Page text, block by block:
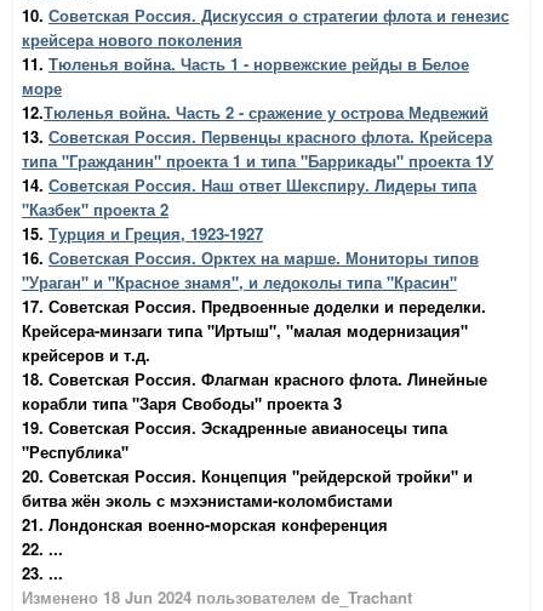
10. Советская Россия. Дискуссия о стратегии флота и генезис
крейсера нового поколения
11. Тюленья война. Часть 1 - норвежские рейды в Белое
море
12.Тюленья война. Часть 2 - сражение у острова Медвежий
13. Советская Россия. Первенцы красного флота. Крейсера
типа "Гражданин" проекта 1 и типа "Баррикады" проекта 1У
14. Советская Россия. Наш ответ Шекспиру. Лидеры типа
"Казбек" проекта 2
15. Турция и Греция, 1923-1927
16. Советская Россия. Орктех на марше. Мониторы типов
"Ураган" и "Красное знамя", и ледоколы типа "Красин"
17. Советская Россия. Предвоенные доделки и переделки.
Крейсера-минзаги типа "Иртыш", "малая модернизация"
крейсеров и т.д.
18. Советская Россия. Флагман красного флота. Линейные
корабли типа "Заря Свободы" проекта 3
19. Советская Россия. Эскадренные авианосецы типа
"Республика"
20. Советская Россия. Концепция "рейдерской тройки" и
битва жён эколь с мэхэнистами-коломбистами
21. Лондонская военно-морская конференция
22. ...
23. ...
Изменено 18 Jun 2024 пользователем de_Trachant